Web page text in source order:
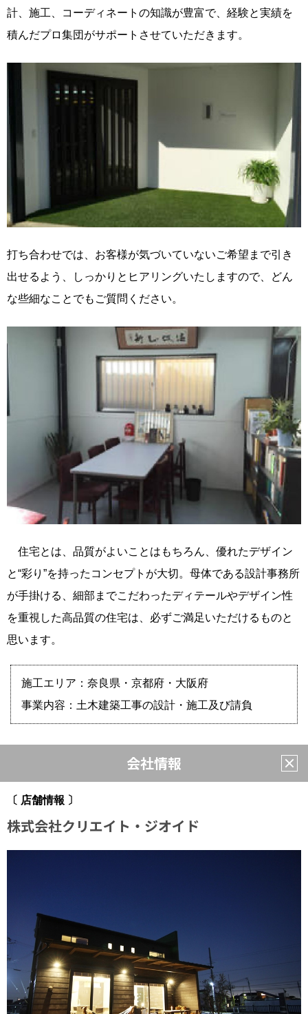
計、施工、コーディネートの知識が豊富で、経験と実績を
積んだプロ集団がサポートさせていただきます。
打ち合わせでは、お客様が気づいていないご希望まで引き
出せるよう、しっかりとヒアリングいたしますので、どん
な些細なことでもご質問ください。
住宅とは、品質がよいことはもちろん、優れたデザイン
と“彩り”を持ったコンセプトが大切。母体である設計事務所
が手掛ける、細部までこだわったディテールやデザイン性
を重視した高品質の住宅は、必ずご満足いただけるものと
思います。
施工エリア：奈良県・京都府・大阪府
事業内容：土木建築工事の設計・施工及び請負
会社情報
〔 店舗情報 〕
株式会社クリエイト・ジオイド